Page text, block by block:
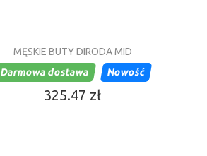
MĘSKIE BUTY DIRODA MID
Darmowa dostawa
Nowość
325.47 zł